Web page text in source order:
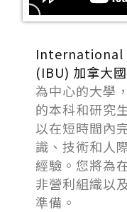
International
(IBU) 加拿大
為中心的大學
的本科和研究
以在短時間內
識、技術和人
經驗。您將為
非營利組織以
準備。